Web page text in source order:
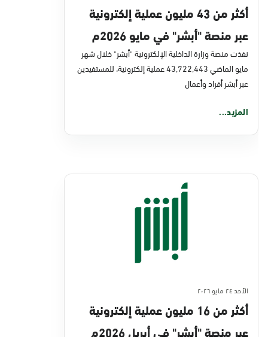
أكثر من 43 مليون عملية إلكترونية
عبر منصة "أبشر" في مايو 2026م
نفذت منصة وزارة الداخلية الإلكترونية "أبشر" خلال شهر
مايو الماضي 43,722,443 عملية إلكترونية، للمستفيدين
عبر أبشر أفراد وأعمال
المزيد...
الأحد ٢٤ مايو ٢٠٢٦
أكثر من 16 مليون عملية إلكترونية
عبر منصة "أبشر" في أبريل 2026م